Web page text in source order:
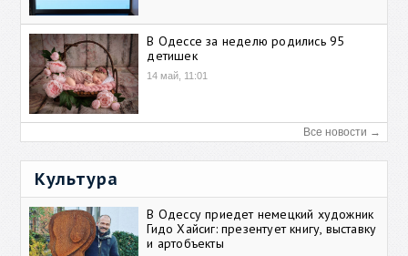
В Одессе за неделю родились 95
детишек
14 май, 11:01
Все новости →
Культура
В Одессу приедет немецкий художник
Гидо Хайсиг: презентует книгу, выставку
и артобъекты